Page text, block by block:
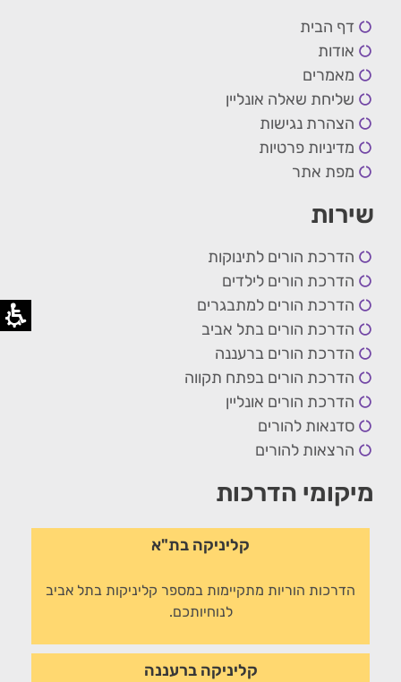
דף הבית
אודות
מאמרים
שליחת שאלה אונליין
הצהרת נגישות
מדיניות פרטיות
מפת אתר
שירות
הדרכת הורים לתינוקות
הדרכת הורים לילדים
הדרכת הורים למתבגרים
הדרכת הורים בתל אביב
הדרכת הורים ברעננה
הדרכת הורים בפתח תקווה
הדרכת הורים אונליין
סדנאות להורים
הרצאות להורים
מיקומי הדרכות
קליניקה בת"א
הדרכות הוריות מתקיימות במספר קליניקות בתל אביב
לנוחיותכם.
קליניקה ברעננה